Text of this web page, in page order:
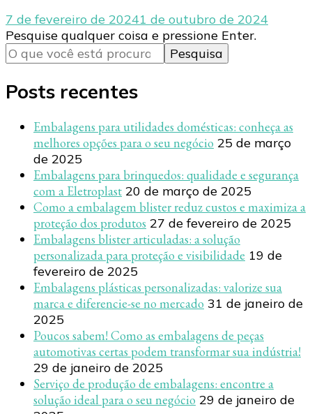
7 de fevereiro de 20241 de outubro de 2024
Procurando
algo?
Pesquise qualquer coisa e pressione Enter.
Posts recentes
Embalagens para utilidades domésticas: conheça as
melhores opções para o seu negócio 25 de março
de 2025
Embalagens para brinquedos: qualidade e segurança
com a Eletroplast 20 de março de 2025
Como a embalagem blister reduz custos e maximiza a
proteção dos produtos 27 de fevereiro de 2025
Embalagens blister articuladas: a solução
personalizada para proteção e visibilidade 19 de
fevereiro de 2025
Embalagens plásticas personalizadas: valorize sua
marca e diferencie-se no mercado 31 de janeiro de
2025
Poucos sabem! Como as embalagens de peças
automotivas certas podem transformar sua indústria!
29 de janeiro de 2025
Serviço de produção de embalagens: encontre a
solução ideal para o seu negócio 29 de janeiro de